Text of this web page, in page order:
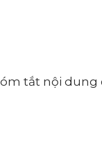
tắt nội dung